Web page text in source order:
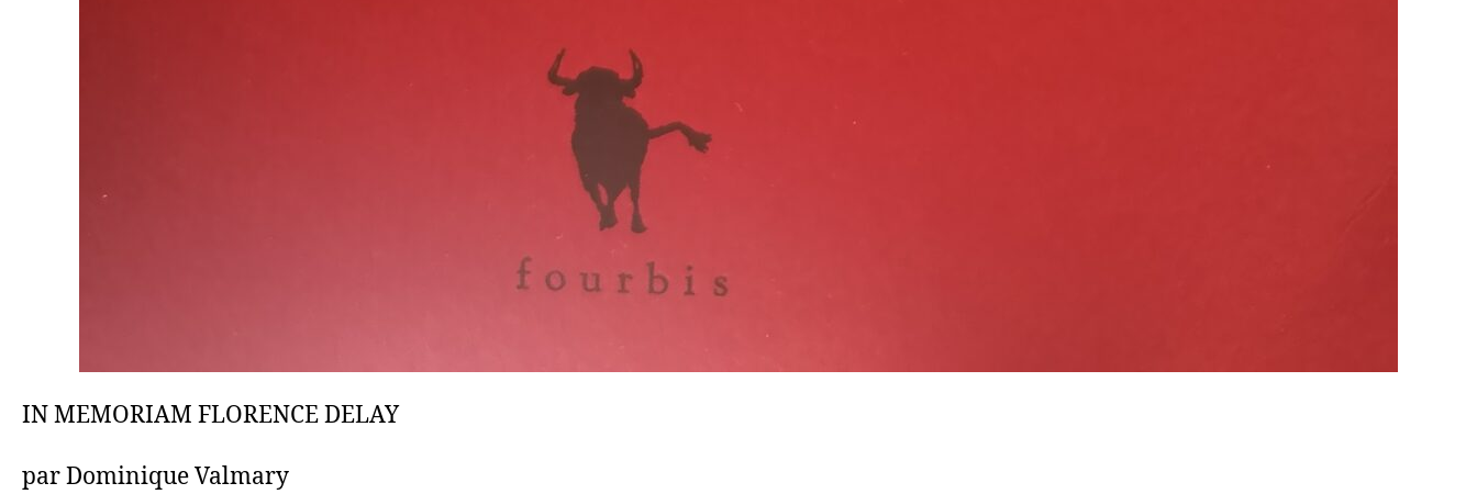
IN MEMORIAM FLORENCE DELAY
par Dominique Valmary